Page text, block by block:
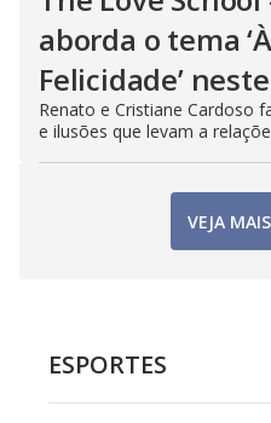
aborda o tema
Felicidade’
Renato e Cristiane Cardoso
e ilusões que levam a
VEJA
ESPORTES